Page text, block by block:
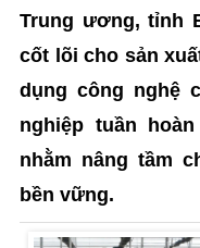
Trung ương, tỉnh
cốt lõi cho sản
dụng công nghệ
nghiệp tuần
nhằm nâng tầm
bền vững.